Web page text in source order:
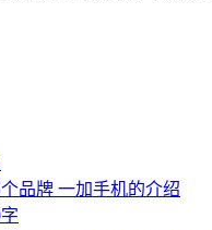
品牌 一加手机的介绍